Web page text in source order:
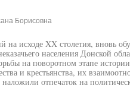
Борисовна
исходе XX столетия, вновь
населения Донской
на поворотном этапе
и крестьянства, их
отпечаток на